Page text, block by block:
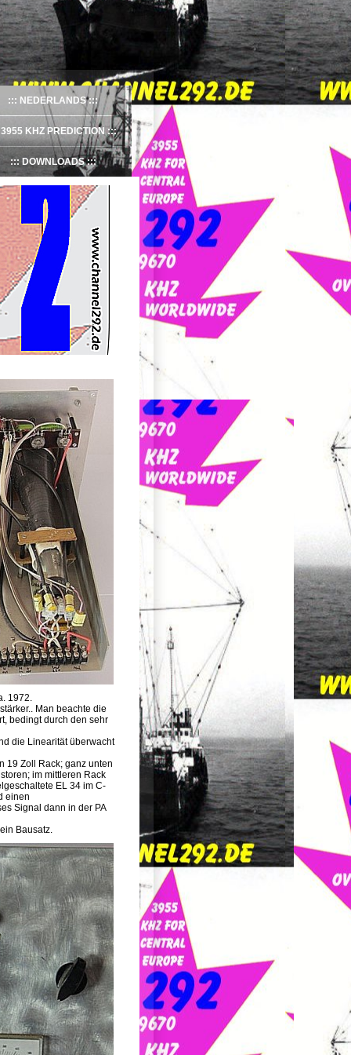
NEDERLANDS
3955 KHZ PREDICTION
DOWNLOADS
1972.
Man beachte die
bedingt durch den sehr
die Linearität überwacht
19 Zoll Rack; ganz unten
im mittleren Rack
EL 34 im C-
einen
Signal dann in der PA
Bausatz.